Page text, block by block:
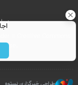
a Creative Commons